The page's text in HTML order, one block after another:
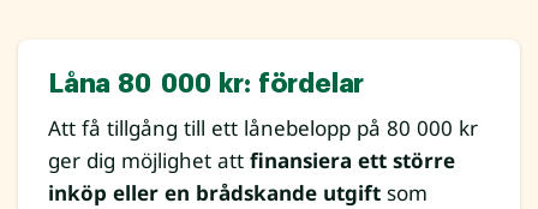
Låna 80 000 kr: fördelar
Att få tillgång till ett lånebelopp på 80 000 kr
ger dig möjlighet att finansiera ett större
inköp eller en brådskande utgift som